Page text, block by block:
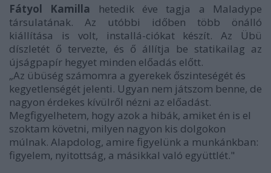
Fátyol Kamilla hetedik éve tagja a Maladype
társulatának. Az utóbbi időben több önálló
kiállítása is volt, installá-ciókat készít. Az Übü
díszletét ő tervezte, és ő állítja be statikailag az
újságpapír hegyet minden előadás előtt.
„Az übüség számomra a gyerekek őszinteségét és
kegyetlenségét jelenti. Ugyan nem játszom benne, de
nagyon érdekes kívülről nézni az előadást.
Megfigyelhetem, hogy azok a hibák, amiket én is el
szoktam követni, milyen nagyon kis dolgokon
múlnak. Alapdolog, amire figyelünk a munkánkban:
figyelem, nyitottság, a másikkal való együttlét."